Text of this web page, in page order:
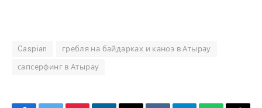
Caspian гребля на байдарках и каноэ в Атырау
сапсерфинг в Атырау